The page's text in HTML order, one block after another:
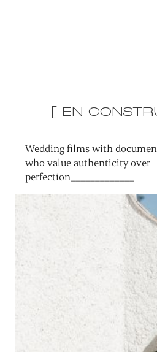
[ EN
Wedding films with
who value authenticity over
perfection_____________